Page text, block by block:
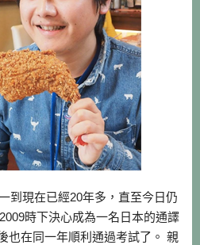
到現在已經20年多，直至今日仍
時下決心成為一名日本的通譯
也在同一年順利通過考試了。 親